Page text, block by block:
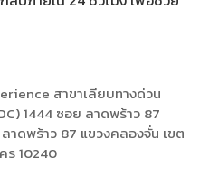
สาขาเลียบทางด่วน
1444 ซอย ลาดพร้าว 87
าดพร้าว 87 แขวงคลองจั่น เขต
ร 10240